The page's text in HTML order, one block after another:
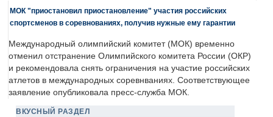
МОК "приостановил приостановление" участия российских
спортсменов в соревнованиях, получив нужные ему гарантии
Международный олимпийский комитет (МОК) временно
отменил отстранение Олимпийского комитета России (ОКР)
и рекомендовала снять ограничения на участие российских
атлетов в международных соревнваниях. Соответствующее
заявление опубликовала пресс-служба МОК.
ВКУСНЫЙ РАЗДЕЛ